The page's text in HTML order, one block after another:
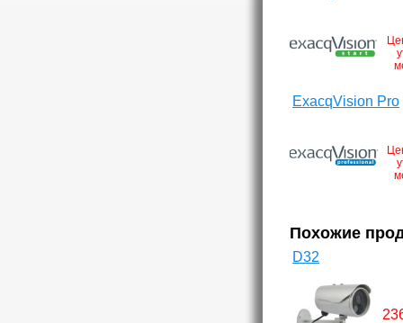
ExacqVision Pro
Похожие
D32